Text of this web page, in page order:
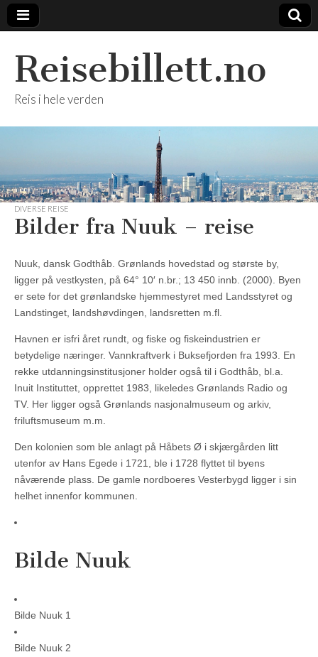
Reisebillett.no
Reis i hele verden
DIVERSE REISE
Bilder fra Nuuk – reise
Nuuk, dansk Godthåb. Grønlands hovedstad og største by,
ligger på vestkysten, på 64° 10′ n.br.; 13 450 innb. (2000). Byen
er sete for det grønlandske hjemmestyret med Landsstyret og
Landstinget, landshøvdingen, landsretten m.fl.
Havnen er isfri året rundt, og fiske og fiskeindustrien er
betydelige næringer. Vannkraftverk i Buksefjorden fra 1993. En
rekke utdanningsinstitusjoner holder også til i Godthåb, bl.a.
Inuit Instituttet, opprettet 1983, likeledes Grønlands Radio og
TV. Her ligger også Grønlands nasjonalmuseum og arkiv,
friluftsmuseum m.m.
Den kolonien som ble anlagt på Håbets Ø i skjærgården litt
utenfor av Hans Egede i 1721, ble i 1728 flyttet til byens
nåværende plass. De gamle nordboeres Vesterbygd ligger i sin
helhet innenfor kommunen.
Bilde Nuuk
Bilde Nuuk 1
Bilde Nuuk 2